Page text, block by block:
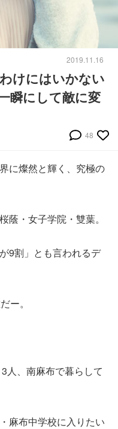
2019.11.16
けにはいかない
瞬にして敵に変
48
に燦然と輝く、究極の
蔭・女子学院・雙葉。
9割」とも言われるデ
ー。
人、南麻布で暮らして
麻布中学校に入りたい